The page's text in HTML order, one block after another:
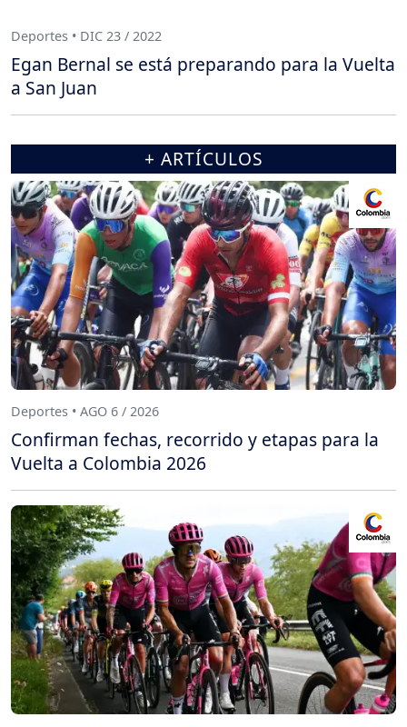
Deportes • DIC 23 / 2022
Egan Bernal se está preparando para la Vuelta
a San Juan
+ ARTÍCULOS
Deportes • AGO 6 / 2026
Confirman fechas, recorrido y etapas para la
Vuelta a Colombia 2026